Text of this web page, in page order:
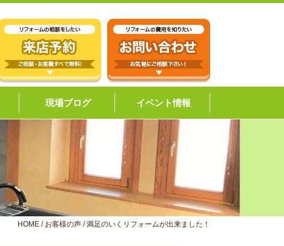
現場ブログ イベント情報
HOME / お客様の声 /満足のいくリフォームが出来ました！